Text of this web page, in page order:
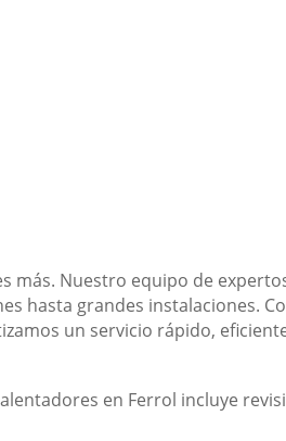
más. Nuestro equipo de
hasta grandes instalaciones.
un servicio rápido,
en Ferrol incluye